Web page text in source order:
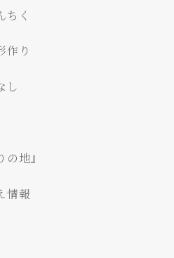
く
作り
し
地』
情報